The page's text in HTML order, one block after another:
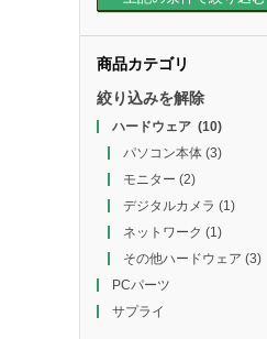
商品カテゴリ
絞り込みを解除
ハードウェア(10)
パソコン本体(3)
モニター (2)
デジタルカメラ (1)
ネットワーク (1)
その他ハードウェア (3)
PCパーツ
サプライ